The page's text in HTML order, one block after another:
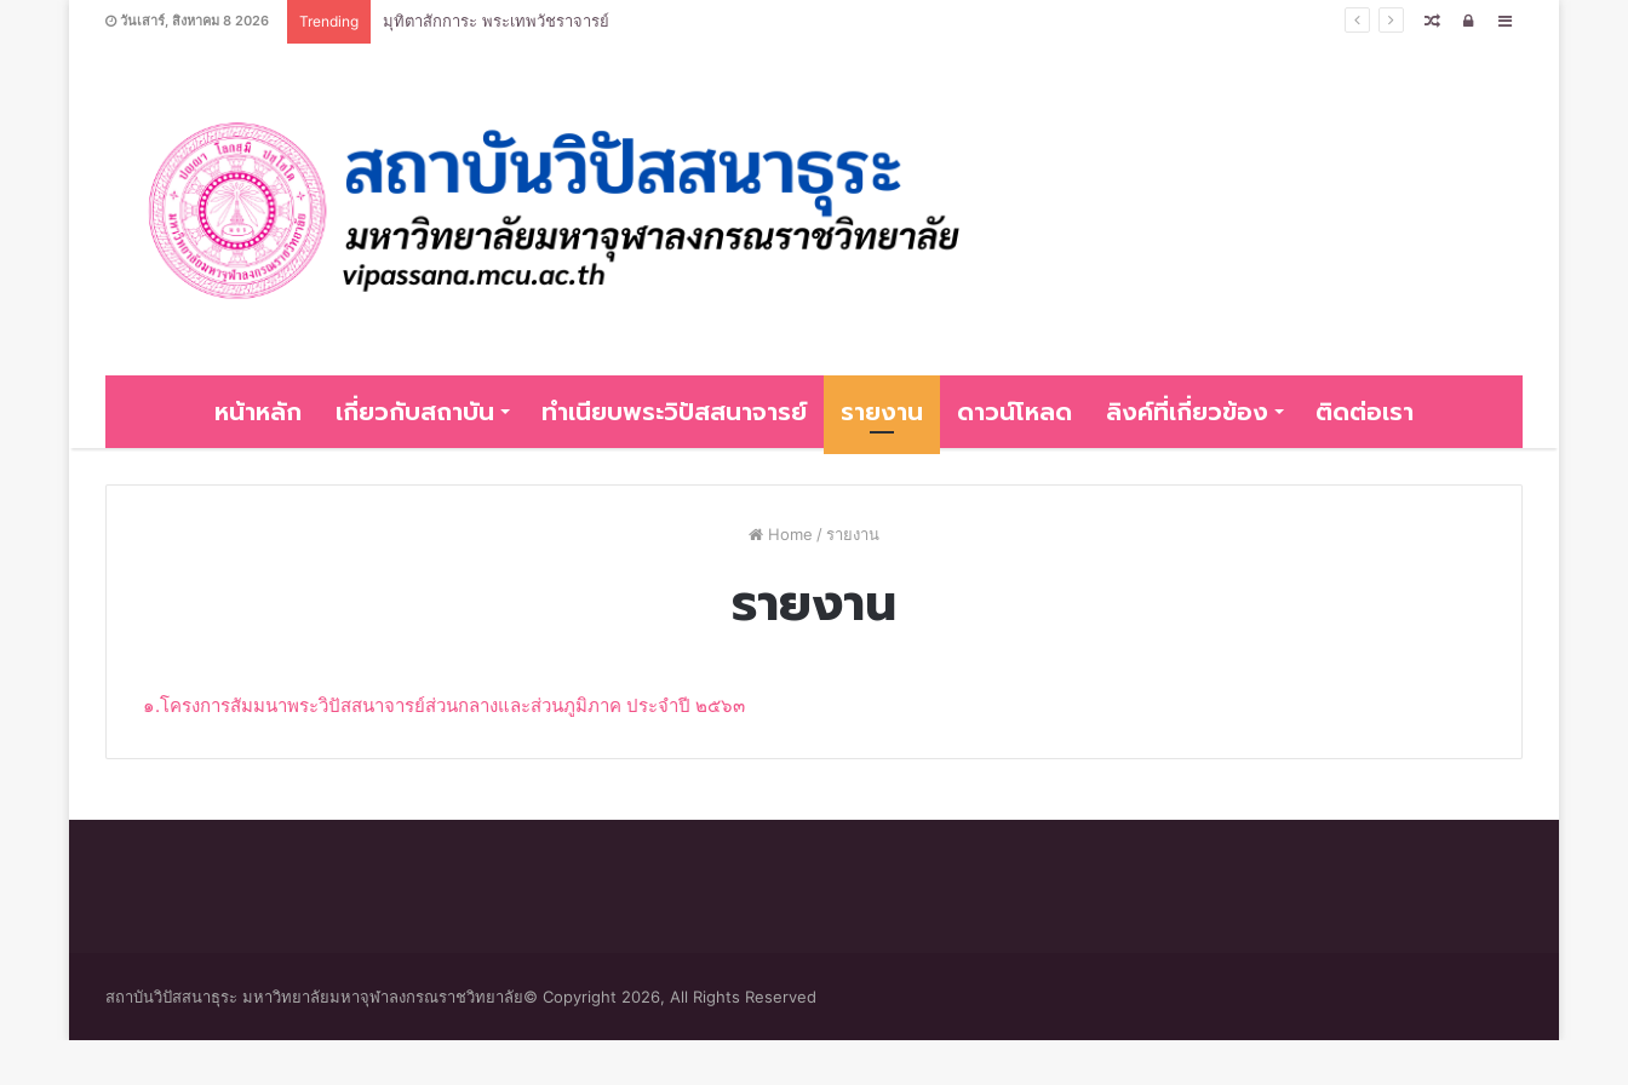
วันเสาร์, สิงหาคม 8 2026 Trending มุทิตาสักการะ พระเทพวัชราจารย์ Sidebar
Log
Random
หน้าหลัก เกี่ยวกับสถาบัน ทำเนียบพระวิปัสสนาจารย์ รายงาน ดาวน์โหลด ลิงค์ที่เกี่ยวข้อง ติดต่อเรา
Home / รายงาน
รายงาน
๑.โครงการสัมมนาพระวิปัสสนาจารย์ส่วนกลางและส่วนภูมิภาค ประจำปี ๒๕๖๓
สถาบันวิปัสสนาธุระ มหาวิทยาลัยมหาจุฬาลงกรณราชวิทยาลัย© Copyright 2026, All Rights Reserved